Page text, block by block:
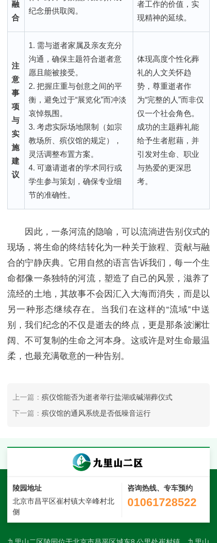
融
合
纪念册供取阅。
者工作的价值，实
现精神的延续。
注
意
事
项
与
实
施
建
议
1. 需与逝者家属及亲友充分
沟通，确保主题符合逝者意
愿且能被接受。
2. 把握庄重与创意之间的平
衡，避免过于“展览化”而冲淡
哀悼氛围。
3. 考虑实际场地限制（如宗
教场所、殡仪馆的规定），
灵活调整布置方案。
4. 可邀请逝者的学术同行或
学生参与策划，确保专业细
节的准确性。
体现高度个性化葬
礼的人文关怀趋
势，尊重逝者作
为“完整的人”而非仅
仅一个社会角色。
成功的主题葬礼能
给予生者慰藉，并
引发对生命、职业
与热爱的更深思
考。
因此，一条河流的隐喻，可以流淌进告别仪式的
现场，将生命的终结转化为一种关于旅程、贡献与融
合的宁静庆典。它用自然的语言告诉我们，每一个生
命都像一条独特的河流，塑造了自己的风景，滋养了
流经的土地，其故事不会因汇入大海而消失，而是以
另一种形态继续存在。当我们在这样的“流域”中送
别，我们纪念的不仅是逝去的终点，更是那条波澜壮
阔、不可复制的生命之河本身。这或许是对生命最温
柔，也最充满敬意的一种告别。
上一篇：殡仪馆能否为逝者举行盐湖或碱湖葬仪式
下一篇：殡仪馆的通风系统是否低噪音运行
陵园地址
北京市昌平区崔村镇大辛峰村北
侧
咨询热线、专车预约
01061728522